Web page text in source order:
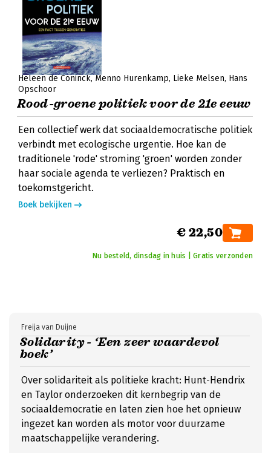
Heleen de Coninck Menno Hurenkamp Lieke Melsen Hans
Opschoor
Rood-groene politiek voor de 21e eeuw
Een collectief werk dat sociaaldemocratische politiek
verbindt met ecologische urgentie. Hoe kan de
traditionele 'rode' stroming 'groen' worden zonder
haar sociale agenda te verliezen? Praktisch en
toekomstgericht.
Boek bekijken
€ 22,50
Nu besteld, dinsdag in huis | Gratis verzonden
Solidarity - ‘Een zeer waardevol
boek’
Freija van Duijne
Over solidariteit als politieke kracht: Hunt-Hendrix
en Taylor onderzoeken dit kernbegrip van de
sociaaldemocratie en laten zien hoe het opnieuw
ingezet kan worden als motor voor duurzame
maatschappelijke verandering.